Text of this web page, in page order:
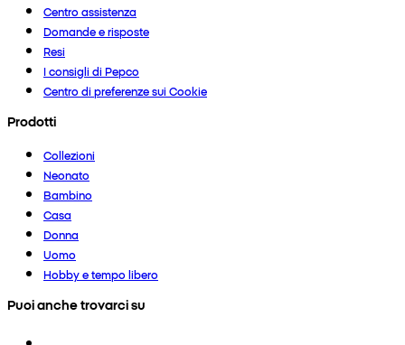
Centro assistenza
Domande e risposte
Resi
I consigli di Pepco
Centro di preferenze sui Cookie
Prodotti
Collezioni
Neonato
Bambino
Casa
Donna
Uomo
Hobby e tempo libero
Puoi anche trovarci su